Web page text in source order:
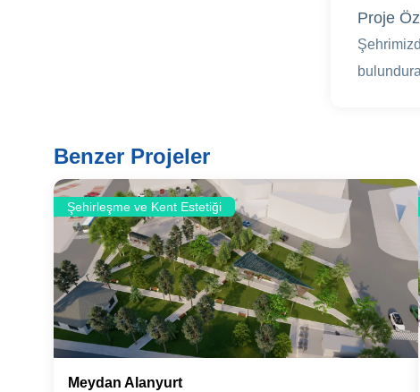
Proje
Benzer Projeler
Şehirleşme ve Kent Estetiği
Meydan Alanyurt